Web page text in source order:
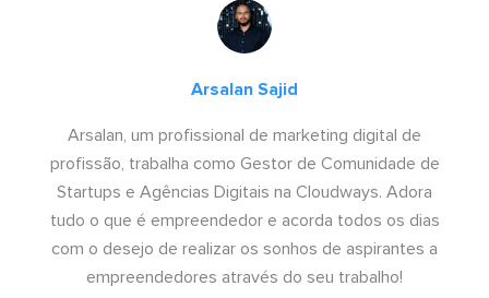
Arsalan Sajid
Arsalan, um profissional de marketing digital de
profissão, trabalha como Gestor de Comunidade de
Startups e Agências Digitais na Cloudways. Adora
tudo o que é empreendedor e acorda todos os dias
com o desejo de realizar os sonhos de aspirantes a
empreendedores através do seu trabalho!